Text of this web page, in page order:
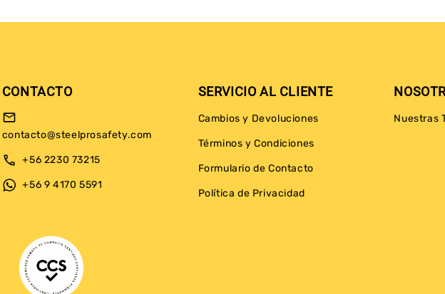
CONTACTO
contacto@steelprosafety.com
+56 2230 73215
+56 9 4170 5591
SERVICIO AL CLIENTE
Cambios y Devoluciones
Términos y Condiciones
Formulario de Contacto
Política de Privacidad
Nuestras